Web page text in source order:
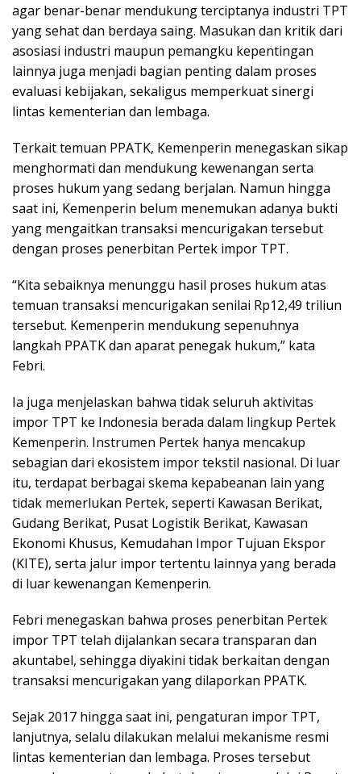
agar benar-benar mendukung terciptanya industri TPT
yang sehat dan berdaya saing. Masukan dan kritik dari
asosiasi industri maupun pemangku kepentingan
lainnya juga menjadi bagian penting dalam proses
evaluasi kebijakan, sekaligus memperkuat sinergi
lintas kementerian dan lembaga.
Terkait temuan PPATK, Kemenperin menegaskan sikap
menghormati dan mendukung kewenangan serta
proses hukum yang sedang berjalan. Namun hingga
saat ini, Kemenperin belum menemukan adanya bukti
yang mengaitkan transaksi mencurigakan tersebut
dengan proses penerbitan Pertek impor TPT.
“Kita sebaiknya menunggu hasil proses hukum atas
temuan transaksi mencurigakan senilai Rp12,49 triliun
tersebut. Kemenperin mendukung sepenuhnya
langkah PPATK dan aparat penegak hukum,” kata
Febri.
Ia juga menjelaskan bahwa tidak seluruh aktivitas
impor TPT ke Indonesia berada dalam lingkup Pertek
Kemenperin. Instrumen Pertek hanya mencakup
sebagian dari ekosistem impor tekstil nasional. Di luar
itu, terdapat berbagai skema kepabeanan lain yang
tidak memerlukan Pertek, seperti Kawasan Berikat,
Gudang Berikat, Pusat Logistik Berikat, Kawasan
Ekonomi Khusus, Kemudahan Impor Tujuan Ekspor
(KITE), serta jalur impor tertentu lainnya yang berada
di luar kewenangan Kemenperin.
Febri menegaskan bahwa proses penerbitan Pertek
impor TPT telah dijalankan secara transparan dan
akuntabel, sehingga diyakini tidak berkaitan dengan
transaksi mencurigakan yang dilaporkan PPATK.
Sejak 2017 hingga saat ini, pengaturan impor TPT,
lanjutnya, selalu dilakukan melalui mekanisme resmi
lintas kementerian dan lembaga. Proses tersebut